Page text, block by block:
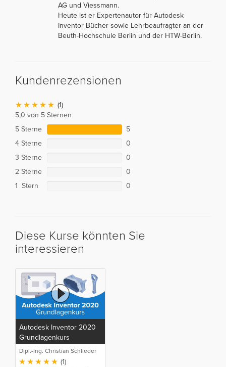
AG und Viessmann.
Heute ist er Expertenautor für Autodesk
Inventor Bücher sowie Lehrbeaufragter an der
Beuth-Hochschule Berlin und der HTW-Berlin.
Kundenrezensionen
(1)
5,0 von 5 Sternen
5 Sterne
5
4 Sterne
0
3 Sterne
0
2 Sterne
0
1 Stern
0
Diese Kurse könnten Sie
interessieren
Autodesk Inventor 2020
Grundlagenkurs
Dipl.-Ing. Christian Schlieder
(1)